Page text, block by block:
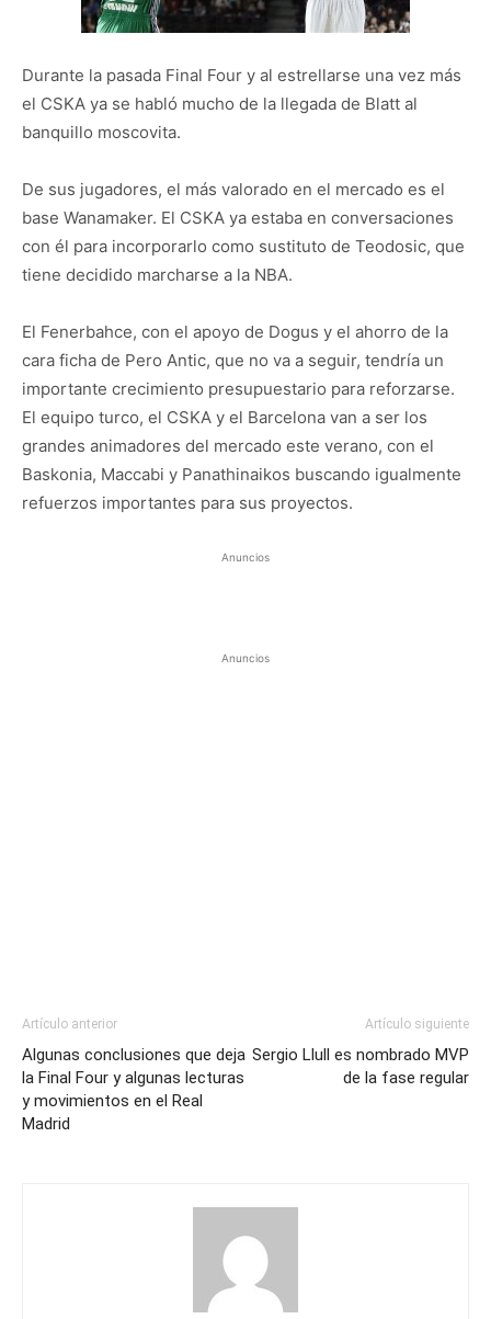
Durante la pasada Final Four y al estrellarse una vez más
el CSKA ya se habló mucho de la llegada de Blatt al
banquillo moscovita.
De sus jugadores, el más valorado en el mercado es el
base Wanamaker. El CSKA ya estaba en conversaciones
con él para incorporarlo como sustituto de Teodosic, que
tiene decidido marcharse a la NBA.
El Fenerbahce, con el apoyo de Dogus y el ahorro de la
cara ficha de Pero Antic, que no va a seguir, tendría un
importante crecimiento presupuestario para reforzarse.
El equipo turco, el CSKA y el Barcelona van a ser los
grandes animadores del mercado este verano, con el
Baskonia, Maccabi y Panathinaikos buscando igualmente
refuerzos importantes para sus proyectos.
Anuncios
Anuncios
Artículo anterior
Algunas conclusiones que deja
la Final Four y algunas lecturas
y movimientos en el Real
Madrid
Artículo siguiente
Sergio Llull es nombrado MVP
de la fase regular